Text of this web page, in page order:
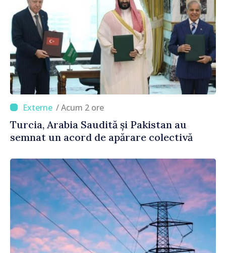
/ Acum 2 ore
Turcia, Arabia Saudită și Pakistan au
semnat un acord de apărare colectivă